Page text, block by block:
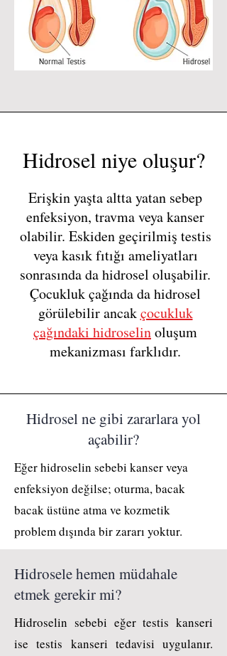
Hidrosel niye oluşur?
Erişkin yaşta altta yatan sebep
enfeksiyon, travma veya kanser
olabilir. Eskiden geçirilmiş testis
veya kasık fıtığı ameliyatları
sonrasında da hidrosel oluşabilir.
Çocukluk çağında da hidrosel
görülebilir ancakçocukluk
çağındaki hidroselinoluşum
mekanizması farklıdır.
Hidrosel ne gibi zararlara yol
açabilir?
Eğer hidroselin sebebi kanser veya
enfeksiyon değilse; oturma, bacak
bacak üstüne atma ve kozmetik
problem dışında bir zararı yoktur.
Hidrosele hemen müdahale
etmek gerekir mi?
Hidroselin sebebi eğer testis kanseri
ise testis kanseri tedavisi uygulanır.